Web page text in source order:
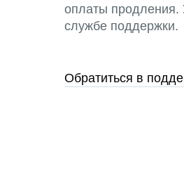
оплаты продления.
службе поддержки.
Обратиться в